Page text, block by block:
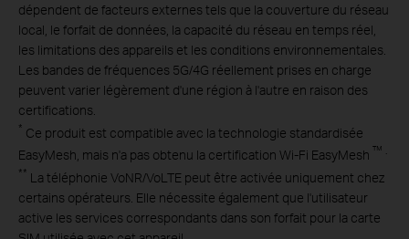
dépendent de facteurs externes tels que la couverture du réseau
local, le forfait de données, la capacité du réseau en temps réel,
les limitations des appareils et les conditions environnementales.
Les bandes de fréquences 5G/4G réellement prises en charge
peuvent varier légèrement d'une région à l'autre en raison des
certifications.
* Ce produit est compatible avec la technologie standardisée
EasyMesh, mais n'a pas obtenu la certification Wi-Fi EasyMesh ™ .
** La téléphonie VoNR/VoLTE peut être activée uniquement chez
certains opérateurs. Elle nécessite également que l'utilisateur
active les services correspondants dans son forfait pour la carte